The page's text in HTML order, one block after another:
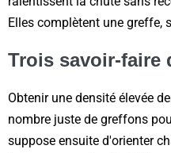
Elles complètent une greffe,
Trois savoir-faire
Obtenir une densité élevée
nombre juste de greffons
suppose ensuite d'orienter